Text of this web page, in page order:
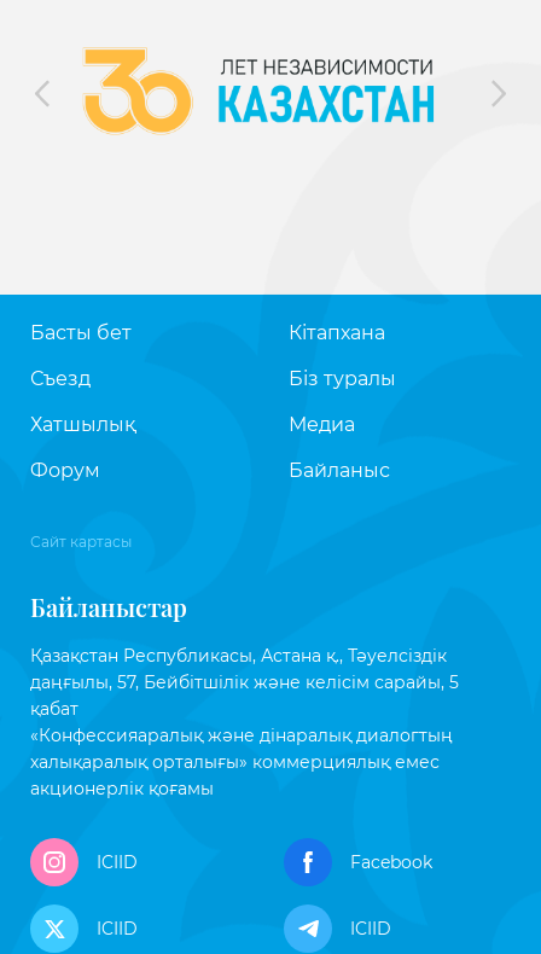
Басты бет
Съезд
Хатшылық
Форум
Кітапхана
Біз туралы
Медиа
Байланыс
Сайт картасы
Байланыстар
Қазақстан Республикасы, Астана қ., Тәуелсіздік
даңғылы, 57, Бейбітшілік және келісім сарайы, 5
қабат
«Конфессияаралық және дінаралық диалогтың
халықаралық орталығы» коммерциялық емес
акционерлік қоғамы
ICIID Facebook
ICIID ICIID